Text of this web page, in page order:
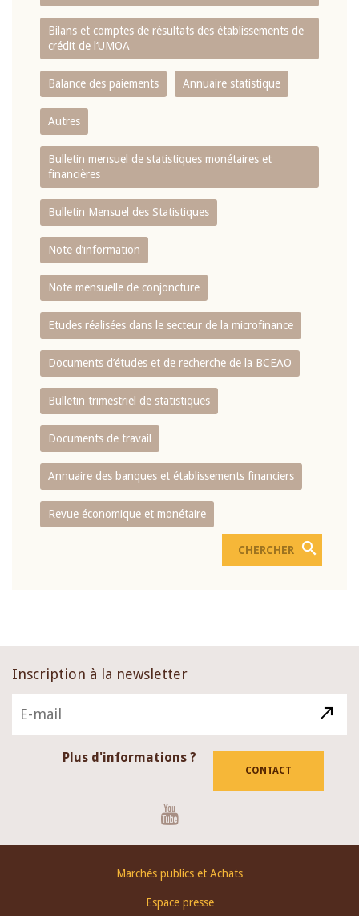
Bilans et comptes de résultats des établissements de
crédit de l‘UMOA
Balance des paiements Annuaire statistique
Autres
Bulletin mensuel de statistiques monétaires et
financières
Bulletin Mensuel des Statistiques
Note d’information
Note mensuelle de conjoncture
Etudes réalisées dans le secteur de la microfinance
Documents d’études et de recherche de la BCEAO
Bulletin trimestriel de statistiques
Documents de travail
Annuaire des banques et établissements financiers
Revue économique et monétaire
Inscription à la newsletter
Plus d'informations ?
CONTACT
Marchés publics et Achats
Espace presse